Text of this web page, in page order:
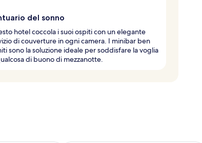
del sonno
hotel coccola i suoi ospiti con un elegante
di couverture in ogni camera. I minibar ben
sono la soluzione ideale per soddisfare la voglia
di buono di mezzanotte.